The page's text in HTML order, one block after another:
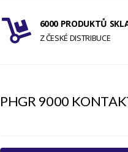
6000 PRODUKTŮ
Z ČESKÉ DISTRIBUCE
PHGR 9000